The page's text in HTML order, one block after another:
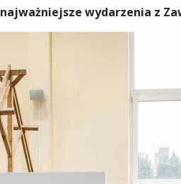
najważniejsze wydarzenia z